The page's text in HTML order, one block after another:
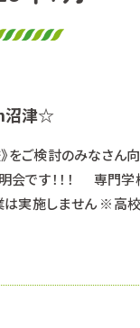
沼津☆
をご検討のみなさ
です！！！ 専門学
実施しません ※高
②１４：００～１６：０